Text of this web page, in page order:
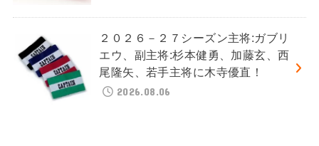
２０２６－２７シーズン主将:ガブリ
エウ、副主将:杉本健勇、加藤玄、西
尾隆矢、若手主将に木寺優直！
2026.08.06